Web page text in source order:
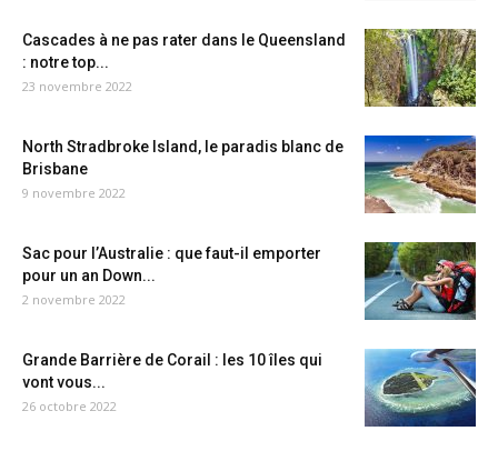
Cascades à ne pas rater dans le Queensland
: notre top...
23 novembre 2022
North Stradbroke Island, le paradis blanc de
Brisbane
9 novembre 2022
Sac pour l’Australie : que faut-il emporter
pour un an Down...
2 novembre 2022
Grande Barrière de Corail : les 10 îles qui
vont vous...
26 octobre 2022